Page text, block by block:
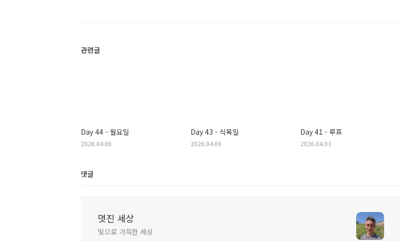
관련글
Day 44 - 월요일
2026.04.06
Day 43 - 식목일
2026.04.06
Day 41 - 루프
2026.04.03
댓글
멋진 세상
빛으로 가득한 세상